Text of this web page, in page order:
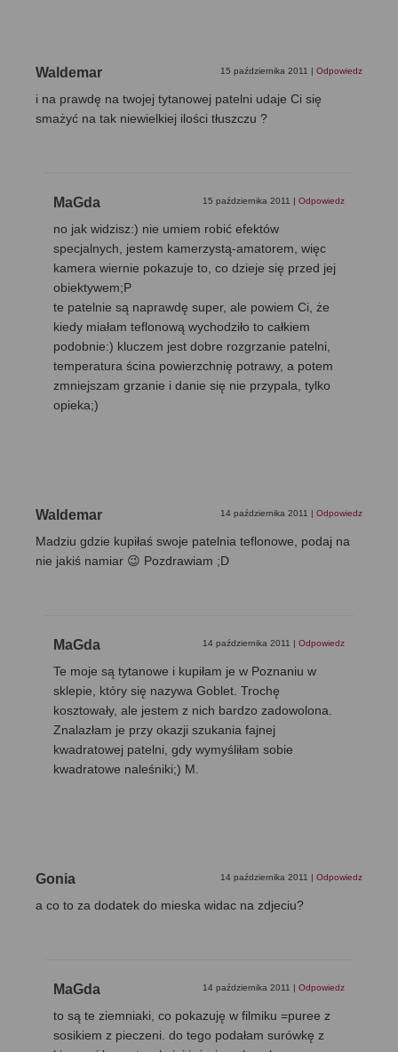
Waldemar 15 października 2011 Odpowiedz
i na prawdę na twojej tytanowej patelni udaje Ci się
smażyć na tak niewielkiej ilości tłuszczu ?
MaGda 15 października 2011 Odpowiedz
no jak widzisz:) nie umiem robić efektów
specjalnych, jestem kamerzystą-amatorem, więc
kamera wiernie pokazuje to, co dzieje się przed jej
obiektywem;P
te patelnie są naprawdę super, ale powiem Ci, że
kiedy miałam teflonową wychodziło to całkiem
podobnie:) kluczem jest dobre rozgrzanie patelni,
temperatura ścina powierzchnię potrawy, a potem
zmniejszam grzanie i danie się nie przypala, tylko
opieka;)
Waldemar 14 października 2011 Odpowiedz
Madziu gdzie kupiłaś swoje patelnia teflonowe, podaj na
nie jakiś namiar 😉 Pozdrawiam ;D
MaGda 14 października 2011 Odpowiedz
Te moje są tytanowe i kupiłam je w Poznaniu w
sklepie, który się nazywa Goblet. Trochę
kosztowały, ale jestem z nich bardzo zadowolona.
Znalazłam je przy okazji szukania fajnej
kwadratowej patelni, gdy wymyśliłam sobie
kwadratowe naleśniki;) M.
Gonia 14 października 2011 Odpowiedz
a co to za dodatek do mieska widac na zdjeciu?
MaGda 14 października 2011 Odpowiedz
to są te ziemniaki, co pokazuję w filmiku =puree z
sosikiem z pieczeni. do tego podałam surówkę z